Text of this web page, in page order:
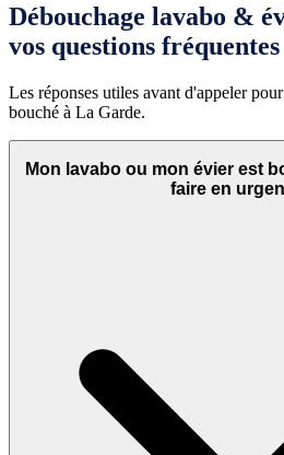
Débouchage lavabo &
vos questions fréquentes
Les réponses utiles avant d'appeler
bouché à La Garde.
Mon lavabo ou mon évier est
faire en